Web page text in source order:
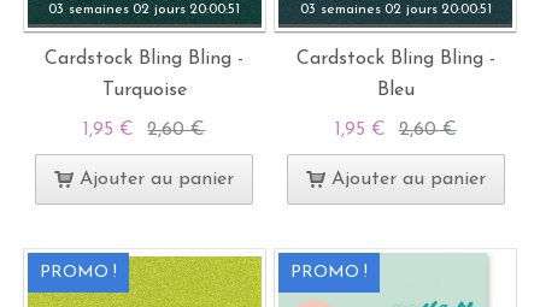
03 semaines 02 jours 20:00:49
Cardstock Bling Bling -
Turquoise
1,95 € 2,60 €
Ajouter au panier
03 semaines 02 jours 20:00:49
Cardstock Bling Bling -
Bleu
1,95 € 2,60 €
Ajouter au panier
PROMO ! PROMO !